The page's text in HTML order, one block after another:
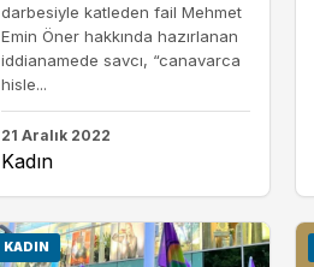
darbesiyle katleden fail Mehmet
Emin Öner hakkında hazırlanan
iddianamede savcı, “canavarca
hisle...
21 Aralık 2022
Kadın
KADIN